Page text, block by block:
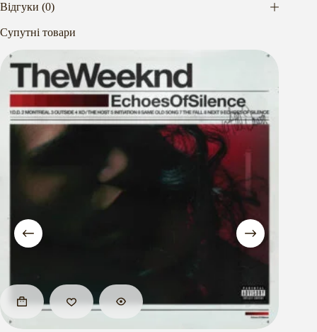
Відгуки (0)
Супутні товари